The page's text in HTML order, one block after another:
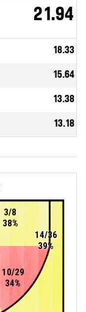
21.94
18.33
15.64
13.38
13.18
14/36
39%
10/29
34%
3/8
38%